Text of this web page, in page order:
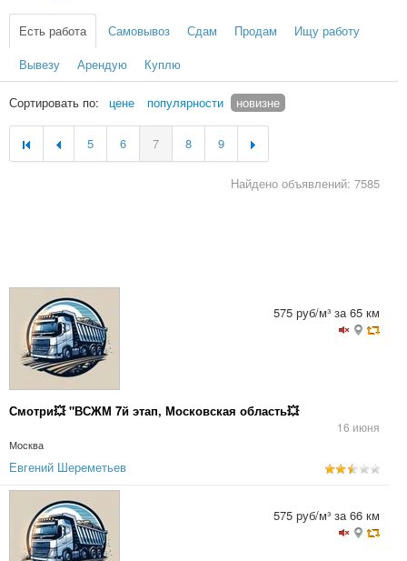
Есть работа Самовывоз Сдам Продам
Ищу работу
Вывезу
Арендую Куплю
Сортировать по: цене популярности новизне
5 6 7 8 9
Найдено объявлений: 7585
Смотри💥 "ВСЖМ 7й этап, Московская область💥
16 июня
Москва
575 руб/м³ за 65 км
Евгений Шереметьев
575 руб/м³ за 66 км